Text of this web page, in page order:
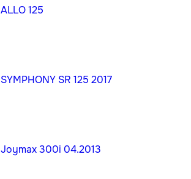
ALLO 125
SYMPHONY SR 125 2017
Joymax 300i 04.2013